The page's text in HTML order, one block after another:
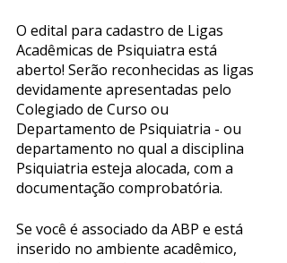
O edital para cadastro de Ligas
Acadêmicas de Psiquiatra está
aberto! Serão reconhecidas as ligas
devidamente apresentadas pelo
Colegiado de Curso ou
Departamento de Psiquiatria - ou
departamento no qual a disciplina
Psiquiatria esteja alocada, com a
documentação comprobatória.
Se você é associado da ABP e está
inserido no ambiente acadêmico,